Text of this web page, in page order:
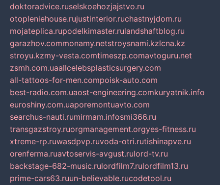
doktoradvice.ruselskoehozjajstvo.ru
otopleniehouse.rujustinterior.ruchastnyjdom.ru
mojateplica.rupodelkimaster.rulandshaftblog.ru
garazhov.commonamy.netstroysnami.kzlcna.kz
stroyu.kzmy-vesta.comtimeszp.comavtoguru.net
zsmh.com.uaallcelebsplasticsurgery.com
all-tattoos-for-men.compoisk-auto.com
best-radio.com.uaost-engineering.comkuryatnik.info
euroshiny.com.uaporemontuavto.com
searchus-nauti.rumirmam.infosmi366.ru
transgazstroy.ruorgmanagement.orgyes-fitness.ru
xtreme-rp.ruwasdpvp.ruvoda-otri.rutishinapve.ru
orenferma.ruavtoservis-avgust.rulord-tv.ru
backstage-682-music.rulordfilm7.rulordfilm13.ru
prime-cars63.ruun-believable.rucodetool.ru